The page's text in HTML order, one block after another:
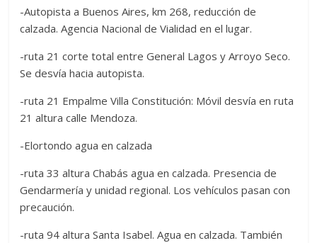
-Autopista a Buenos Aires, km 268, reducción de
calzada. Agencia Nacional de Vialidad en el lugar.
-ruta 21 corte total entre General Lagos y Arroyo Seco.
Se desvía hacia autopista.
-ruta 21 Empalme Villa Constitución: Móvil desvía en ruta
21 altura calle Mendoza.
-Elortondo agua en calzada
-ruta 33 altura Chabás agua en calzada. Presencia de
Gendarmería y unidad regional. Los vehículos pasan con
precaución.
-ruta 94 altura Santa Isabel. Agua en calzada. También